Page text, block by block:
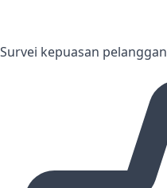
Survei kepuasan pelanggan